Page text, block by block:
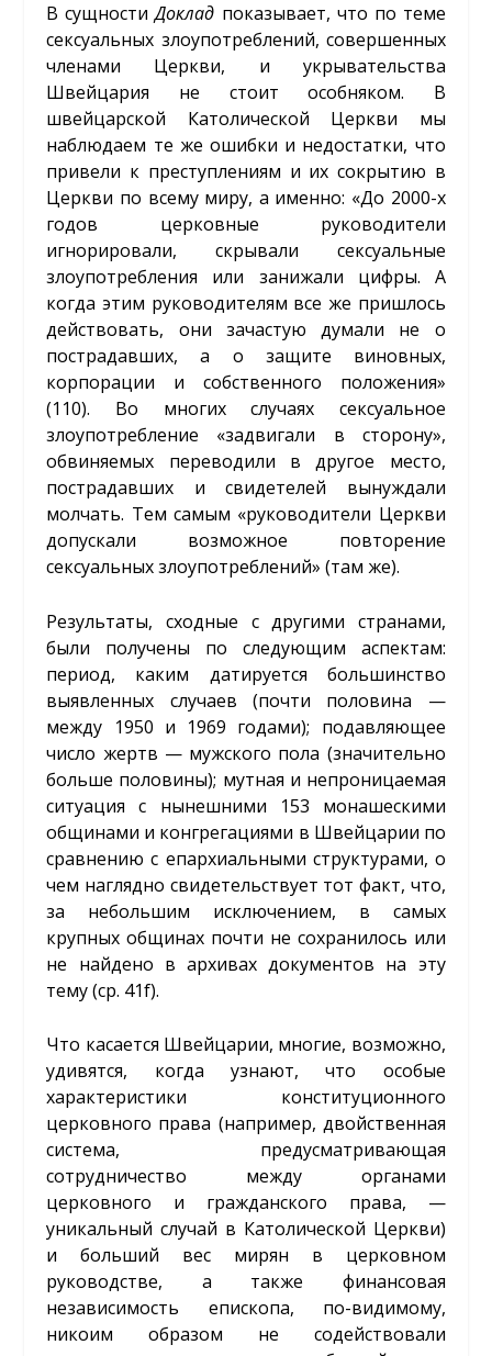
В сущностиДоклад показывает, что по теме
сексуальных злоупотреблений, совершенных
членами Церкви, и укрывательства
Швейцария не стоит особняком. В
швейцарской Католической Церкви мы
наблюдаем те же ошибки и недостатки, что
привели к преступлениям и их сокрытию в
Церкви по всему миру, а именно: «До 2000-х
годов церковные руководители
игнорировали, скрывали сексуальные
злоупотребления или занижали цифры. А
когда этим руководителям все же пришлось
действовать, они зачастую думали не о
пострадавших, а о защите виновных,
корпорации и собственного положения»
(110). Во многих случаях сексуальное
злоупотребление «задвигали в сторону»,
обвиняемых переводили в другое место,
пострадавших и свидетелей вынуждали
молчать. Тем самым «руководители Церкви
допускали возможное повторение
сексуальных злоупотреблений» (там же).
Результаты, сходные с другими странами,
были получены по следующим аспектам:
период, каким датируется большинство
выявленных случаев (почти половина —
между 1950 и 1969 годами); подавляющее
число жертв — мужского пола (значительно
больше половины); мутная и непроницаемая
ситуация с нынешними 153 монашескими
общинами и конгрегациями в Швейцарии по
сравнению с епархиальными структурами, о
чем наглядно свидетельствует тот факт, что,
за небольшим исключением, в самых
крупных общинах почти не сохранилось или
не найдено в архивах документов на эту
тему (ср. 41f).
Что касается Швейцарии, многие, возможно,
удивятся, когда узнают, что особые
характеристики конституционного
церковного права (например, двойственная
система, предусматривающая
сотрудничество между органами
церковного и гражданского права, —
уникальный случай в Католической Церкви)
и больший вес мирян в церковном
руководстве, а также финансовая
независимость епископа, по-видимому,
никоим образом не содействовали